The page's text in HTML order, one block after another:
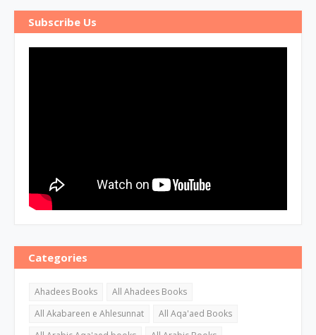
Subscribe Us
Categories
Ahadees Books
All Ahadees Books
All Akabareen e Ahlesunnat
All Aqa'aed Books